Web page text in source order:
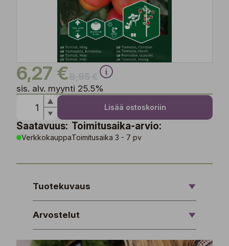
6,27 €
sis. alv. myynti 25.5%
Lisää ostoskoriin
Saatavuus:
Verkkokauppa
Toimitusaika-arvio:
Toimitusaika 3 - 7 pv
Tuotekuvaus
Arvostelut